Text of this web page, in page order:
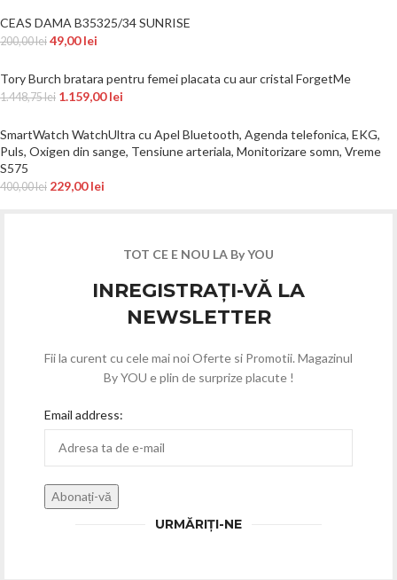
CEAS DAMA B35325/34 SUNRISE
200,00lei 49,00lei
Tory Burch bratara pentru femei placata cu aur cristal ForgetMe
1.448,75lei 1.159,00lei
SmartWatch WatchUltra cu Apel Bluetooth, Agenda telefonica, EKG,
Puls, Oxigen din sange, Tensiune arteriala, Monitorizare somn, Vreme
S575
400,00lei 229,00lei
TOT CE E NOU LA By YOU
INREGISTRAȚI-VĂ LA
NEWSLETTER
Fii la curent cu cele mai noi Oferte si Promotii. Magazinul
By YOU e plin de surprize placute !
Email address:
URMĂRIȚI-NE